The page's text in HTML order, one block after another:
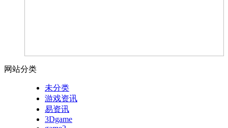
网站分类
未分类
游戏资讯
易资讯
3Dgame